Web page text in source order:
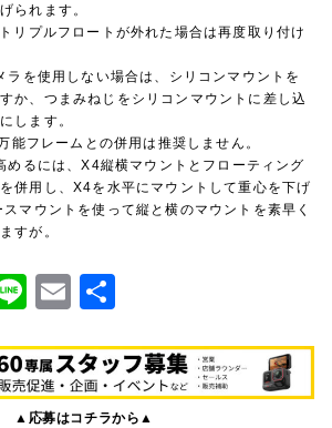
られます。
リプルフロートが外れた場合は再度取り付け
ラを使用しない場合は、シリコンマウントを
か、つまみねじをシリコンマウントに差し込
します。
フレームとの併用は推奨しません。
めるには、X4縦横マウントとフローティング
併用し、X4を水平にマウントして重心を下げ
マウントを使って縦と横のマウントを素早く
すが。
Li
e
E
ai
l
▲応募はコチラから▲